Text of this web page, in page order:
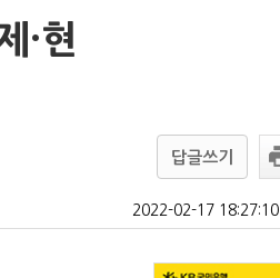
·현
답글쓰기
2022-02-17 18:27:10